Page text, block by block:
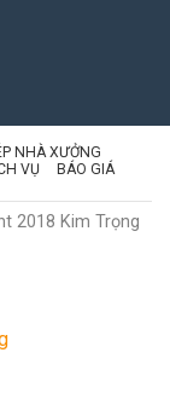
NHÀ XƯỞNG
VỤ
BÁO GIÁ
2018 Kim Trọng